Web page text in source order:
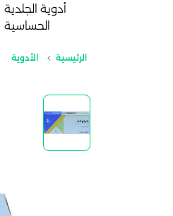
أدوية الجلدية
الحساسية
الرئيسية الأدوية